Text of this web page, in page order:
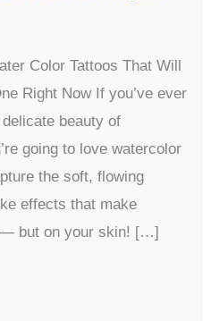
Color Tattoos That Will
Right Now If you’ve ever
beauty of
going to love watercolor
the soft, flowing
effects that make
— but on your skin! […]